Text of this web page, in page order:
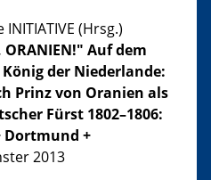
(Hrsg.)
ORANIEN!" Auf dem
der Niederlande:
Prinz von Oranien als
Fürst 1802–1806:
Dortmund +
2013